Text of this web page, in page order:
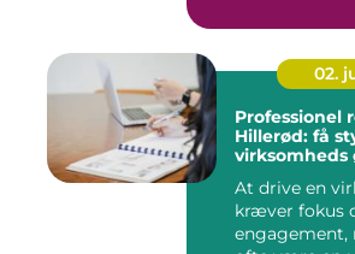
02.
Professionel
Hillerød: få
virksomheds
At drive en
kræver fokus
engagement,